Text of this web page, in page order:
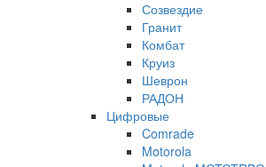
Созвездие
Гранит
Комбат
Круиз
Шеврон
РАДОН
Цифровые
Comrade
Motorola